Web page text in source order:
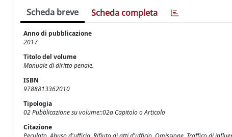
Scheda breve Scheda completa
Anno di pubblicazione
2017
Titolo del volume
Manuale di diritto penale.
ISBN
9788813362010
Tipologia
02 Pubblicazione su volume::02a Capitolo o Articolo
Citazione